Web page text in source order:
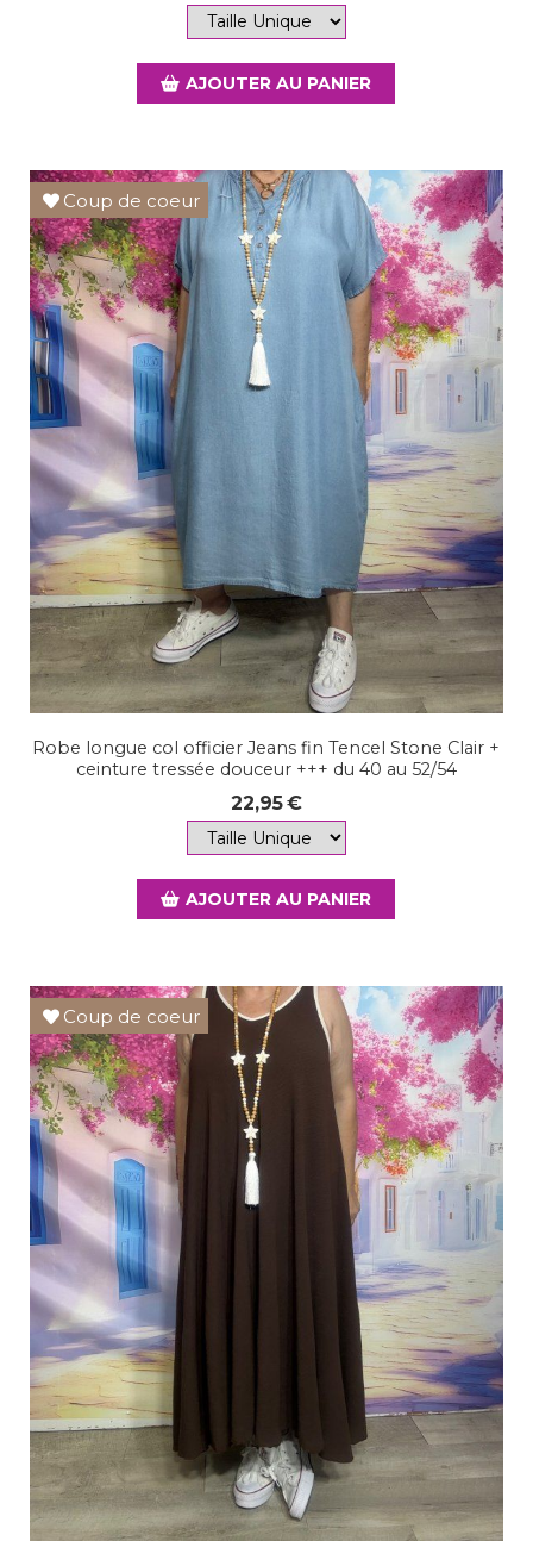
AJOUTER AU PANIER
Coup de coeur
Robe longue col officier Jeans fin Tencel Stone Clair +
ceinture tressée douceur +++ du 40 au 52/54
22,95€
AJOUTER AU PANIER
Coup de coeur